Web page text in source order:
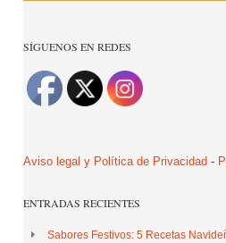
SÍGUENOS EN REDES
Aviso legal y Política de Privacidad -
ENTRADAS RECIENTES
Sabores Festivos: 5 Recetas